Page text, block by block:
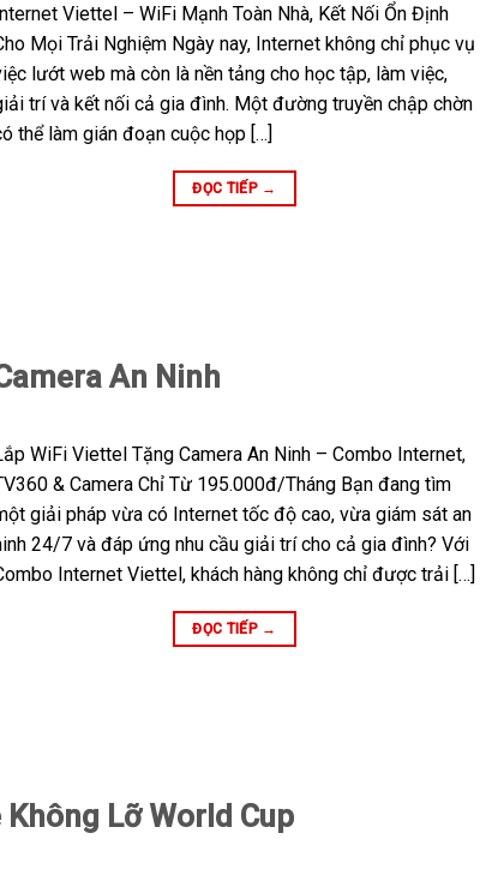
Viettel – WiFi Mạnh Toàn Nhà, Kết Nối Ổn Định
Mọi Trải Nghiệm Ngày nay, Internet không chỉ phục vụ
lướt web mà còn là nền tảng cho học tập, làm việc,
trí và kết nối cả gia đình. Một đường truyền chập chờn
thể làm gián đoạn cuộc họp […]
ĐỌC TIẾP →
An Ninh
WiFi Viettel Tặng Camera An Ninh – Combo Internet,
& Camera Chỉ Từ 195.000đ/Tháng Bạn đang tìm
giải pháp vừa có Internet tốc độ cao, vừa giám sát an
24/7 và đáp ứng nhu cầu giải trí cho cả gia đình? Với
Internet Viettel, khách hàng không chỉ được trải […]
ĐỌC TIẾP →
Lỡ World Cup